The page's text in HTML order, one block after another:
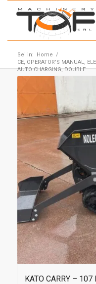
Sei in: Home /
CE, OPERATOR'S MANUAL,
AUTO CHARGING, DOUBLE...
KATO CARRY – 107